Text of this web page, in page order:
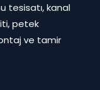
tesisatı, kanal
petek
ve tamir